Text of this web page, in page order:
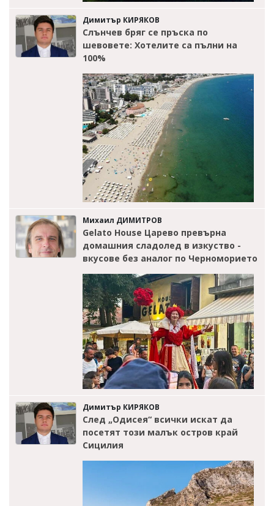
Димитър КИРЯКОВ
Слънчев бряг се пръска по
шевовете: Хотелите са пълни на
100%
Михаил ДИМИТРОВ
Gelato House Царево превърна
домашния сладолед в изкуство -
вкусове без аналог по Черноморието
Димитър КИРЯКОВ
След „Одисея“ всички искат да
посетят този малък остров край
Сицилия